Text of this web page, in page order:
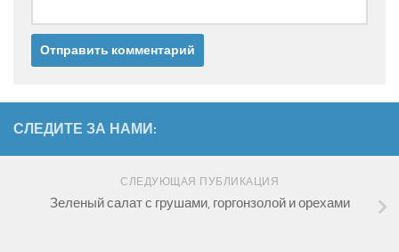
СЛЕДИТЕ ЗА НАМИ:
СЛЕДУЮЩАЯ ПУБЛИКАЦИЯ
Зеленый салат с грушами, горгонзолой и орехами